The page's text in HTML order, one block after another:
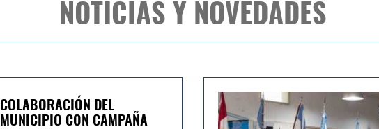
NOTICIAS Y NOVEDADES
COLABORACIÓN DEL
MUNICIPIO CON CAMPAÑA